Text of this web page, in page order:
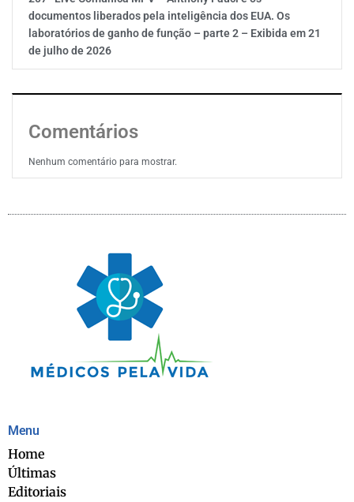
documentos liberados pela inteligência dos EUA. Os
laboratórios de ganho de função – parte 2 – Exibida em 21
de julho de 2026
Comentários
Nenhum comentário para mostrar.
Menu
Home
Últimas
Editoriais